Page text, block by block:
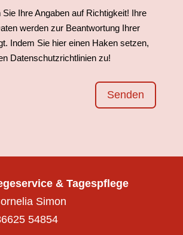
Sie Ihre Angaben auf Richtigkeit! Ihre
werden zur Beantwortung Ihrer
Indem Sie hier einen Haken setzen,
Datenschutzrichtlinien zu!
Senden
& Tagespflege
Simon
54854